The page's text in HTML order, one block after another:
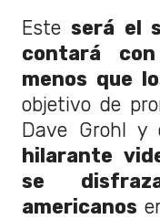
Esteserá el
contará
menos que
objetivo de
Dave Grohl y
hilarante
se
americanos